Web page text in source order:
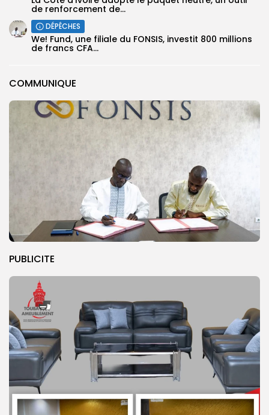
COMMUNIQUE
PUBLICITE
de renforcement de...
DÉPÊCHES
We! Fund, une filiale du FONSIS, investit 800 millions
de francs CFA...